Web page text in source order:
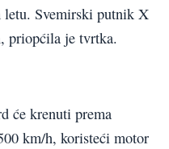
letu. Svemirski putnik X
priopćila je tvrtka.
će krenuti prema
km/h, koristeći motor